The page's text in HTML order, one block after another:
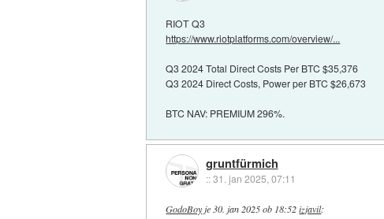
RIOT Q3
https://www.riotplatforms.com/overview/...
Q3 2024 Total Direct Costs Per BTC $35,376
Q3 2024 Direct Costs, Power per BTC $26,673
BTC NAV: PREMIUM 296%.
gruntfürmich
::31. jan 2025, 07:11
GodoBoyje 30. jan 2025 ob 18:52 izjavil: